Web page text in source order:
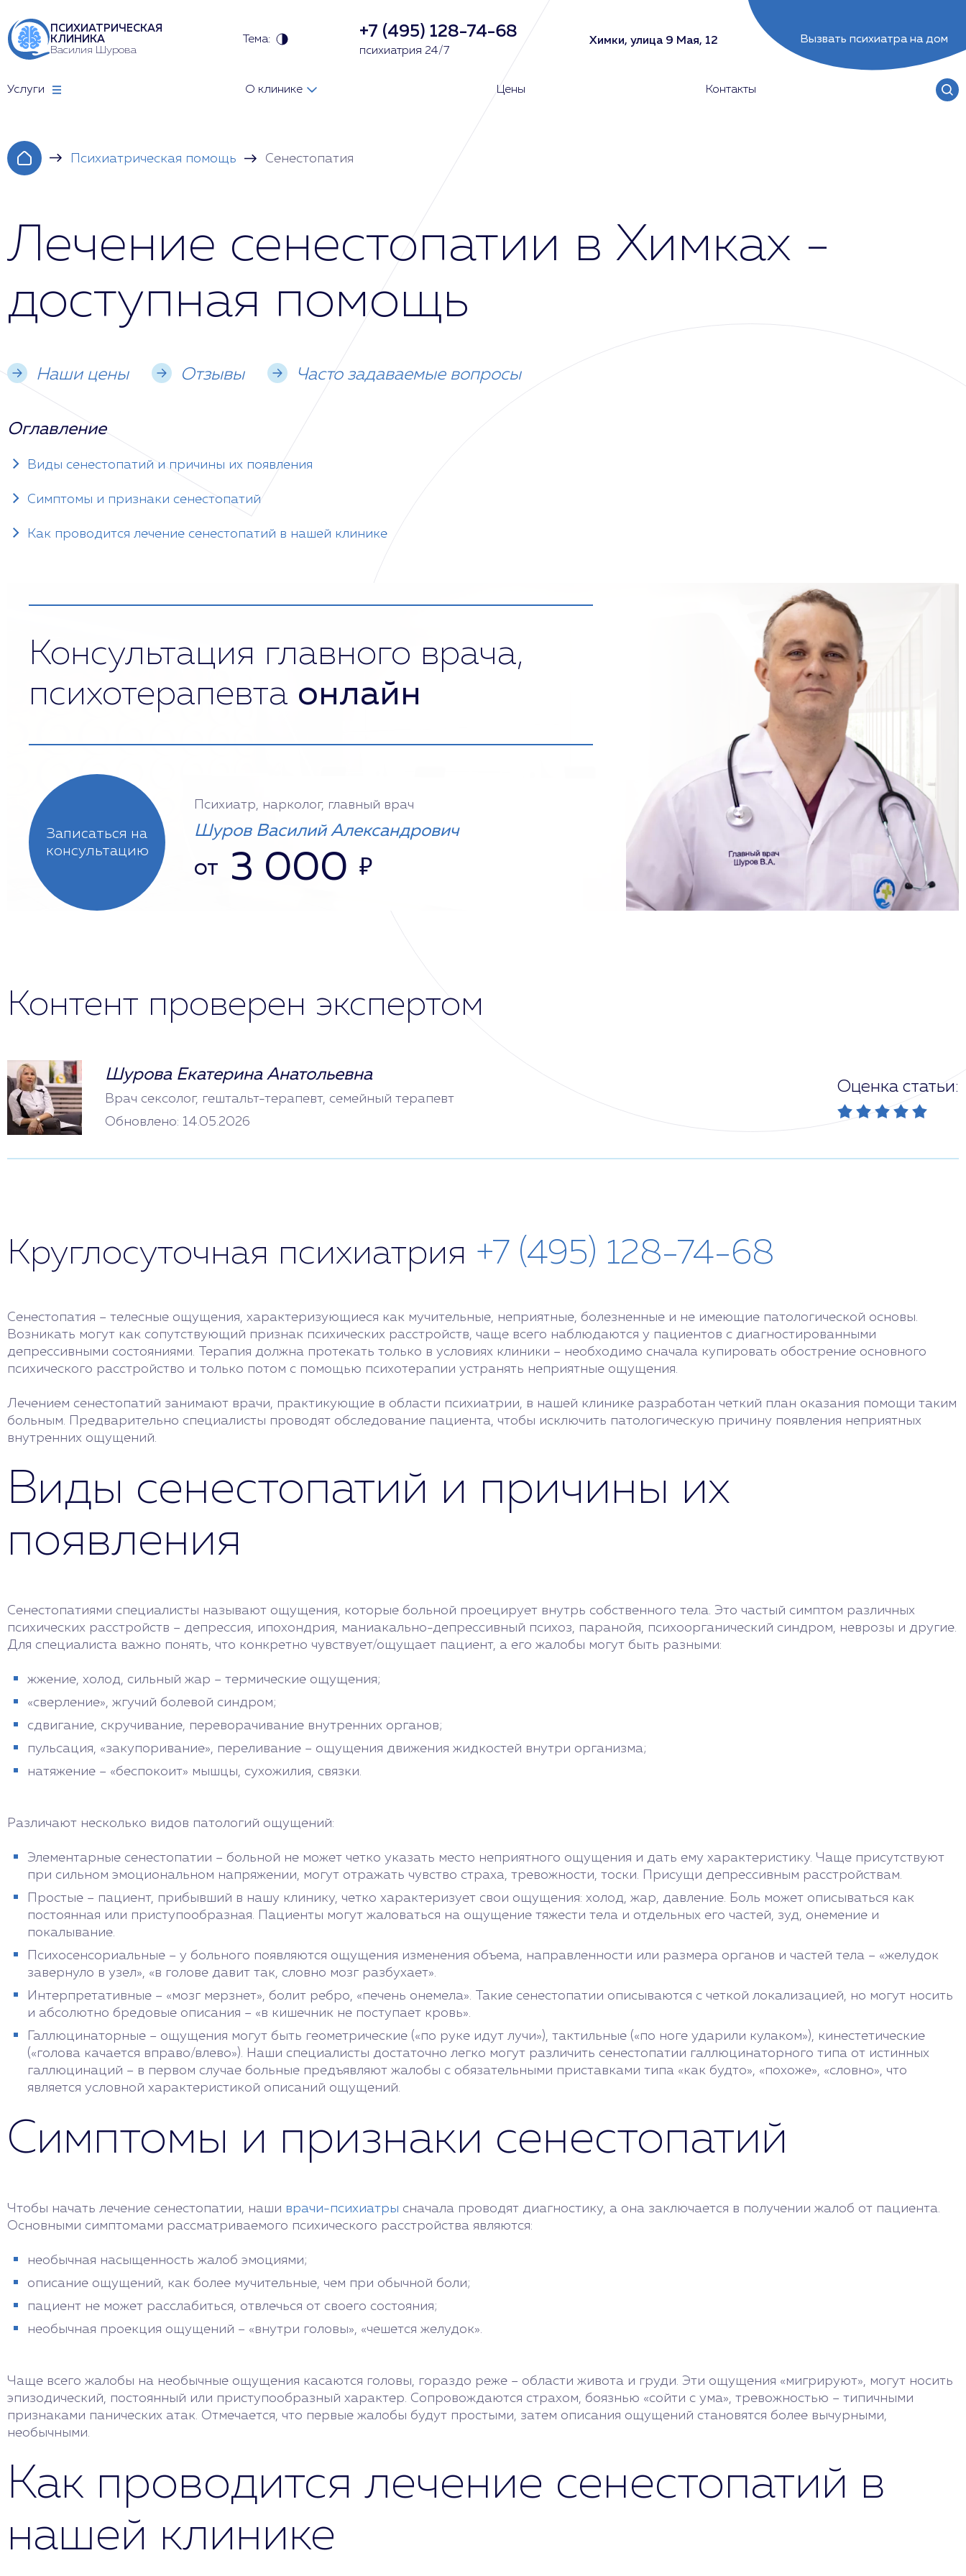
ПСИХИАТРИЧЕСКАЯ
КЛИНИКА
Василия Шурова
Тема: +7 (495) 128-74-68
психиатрия 24/7
Химки, улица 9 Мая, 12 Вызвать психиатра на дом
Услуги О клинике Цены Контакты
Психиатрическая помощь Сенестопатия
Лечение сенестопатии в Химках -
доступная помощь
Наши цены Отзывы Часто задаваемые вопросы
Оглавление
Виды сенестопатий и причины их появления
Симптомы и признаки сенестопатий
Как проводится лечение сенестопатий в нашей клинике
Консультация главного врача,
психотерапевта онлайн
Записаться на
консультацию
Психиатр, нарколог, главный врач
Шуров Василий Александрович
от 3 000 ₽
Контент проверен экспертом
Шурова Екатерина Анатольевна
Врач сексолог, гештальт-терапевт, семейный терапевт
Обновлено: 14.05.2026
Оценка статьи:
Круглосуточная психиатрия +7 (495) 128-74-68
Сенестопатия – телесные ощущения, характеризующиеся как мучительные, неприятные, болезненные и не имеющие патологической основы.
Возникать могут как сопутствующий признак психических расстройств, чаще всего наблюдаются у пациентов с диагностированными
депрессивными состояниями. Терапия должна протекать только в условиях клиники – необходимо сначала купировать обострение основного
психического расстройство и только потом с помощью психотерапии устранять неприятные ощущения.
Лечением сенестопатий занимают врачи, практикующие в области психиатрии, в нашей клинике разработан четкий план оказания помощи таким
больным. Предварительно специалисты проводят обследование пациента, чтобы исключить патологическую причину появления неприятных
внутренних ощущений.
Виды сенестопатий и причины их
появления
Сенестопатиями специалисты называют ощущения, которые больной проецирует внутрь собственного тела. Это частый симптом различных
психических расстройств – депрессия, ипохондрия, маниакально-депрессивный психоз, паранойя, психоорганический синдром, неврозы и другие.
Для специалиста важно понять, что конкретно чувствует/ощущает пациент, а его жалобы могут быть разными:
жжение, холод, сильный жар – термические ощущения;
«сверление», жгучий болевой синдром;
сдвигание, скручивание, переворачивание внутренних органов;
пульсация, «закупоривание», переливание – ощущения движения жидкостей внутри организма;
натяжение – «беспокоит» мышцы, сухожилия, связки.
Различают несколько видов патологий ощущений:
Элементарные сенестопатии – больной не может четко указать место неприятного ощущения и дать ему характеристику. Чаще присутствуют
при сильном эмоциональном напряжении, могут отражать чувство страха, тревожности, тоски. Присущи депрессивным расстройствам.
Простые – пациент, прибывший в нашу клинику, четко характеризует свои ощущения: холод, жар, давление. Боль может описываться как
постоянная или приступообразная. Пациенты могут жаловаться на ощущение тяжести тела и отдельных его частей, зуд, онемение и
покалывание.
Психосенсориальные – у больного появляются ощущения изменения объема, направленности или размера органов и частей тела – «желудок
завернуло в узел», «в голове давит так, словно мозг разбухает».
Интерпретативные – «мозг мерзнет», болит ребро, «печень онемела». Такие сенестопатии описываются с четкой локализацией, но могут носить
и абсолютно бредовые описания – «в кишечник не поступает кровь».
Галлюцинаторные – ощущения могут быть геометрические («по руке идут лучи»), тактильные («по ноге ударили кулаком»), кинестетические
(«голова качается вправо/влево»). Наши специалисты достаточно легко могут различить сенестопатии галлюцинаторного типа от истинных
галлюцинаций – в первом случае больные предъявляют жалобы с обязательными приставками типа «как будто», «похоже», «словно», что
является условной характеристикой описаний ощущений.
Симптомы и признаки сенестопатий
Чтобы начать лечение сенестопатии, наши врачи-психиатры сначала проводят диагностику, а она заключается в получении жалоб от пациента.
Основными симптомами рассматриваемого психического расстройства являются:
необычная насыщенность жалоб эмоциями;
описание ощущений, как более мучительные, чем при обычной боли;
пациент не может расслабиться, отвлечься от своего состояния;
необычная проекция ощущений – «внутри головы», «чешется желудок».
Чаще всего жалобы на необычные ощущения касаются головы, гораздо реже – области живота и груди. Эти ощущения «мигрируют», могут носить
эпизодический, постоянный или приступообразный характер. Сопровождаются страхом, боязнью «сойти с ума», тревожностью – типичными
признаками панических атак. Отмечается, что первые жалобы будут простыми, затем описания ощущений становятся более вычурными,
необычными.
Как проводится лечение сенестопатий в
нашей клинике